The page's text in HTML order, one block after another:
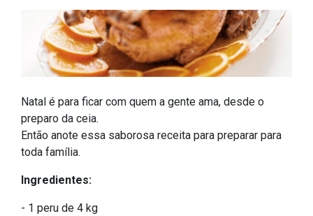
Natal é para ficar com quem a gente ama, desde o
preparo da ceia.
Então anote essa saborosa receita para preparar para
toda família.
Ingredientes:
- 1 peru de 4 kg